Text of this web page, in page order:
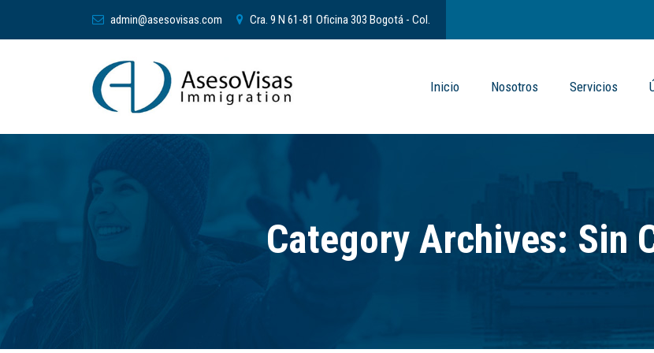
admin@asesovisas.com Cra. 9 N 61-81 Oficina 303 Bogotá - Col.
Inicio Nosotros Servicios
Category Archives: Sin